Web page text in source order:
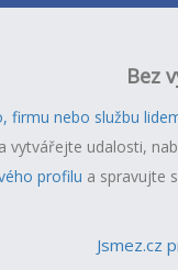
Bez
firmu nebo službu
a vytvářejte udalosti,
profilu a spravujte
Jsmez.cz